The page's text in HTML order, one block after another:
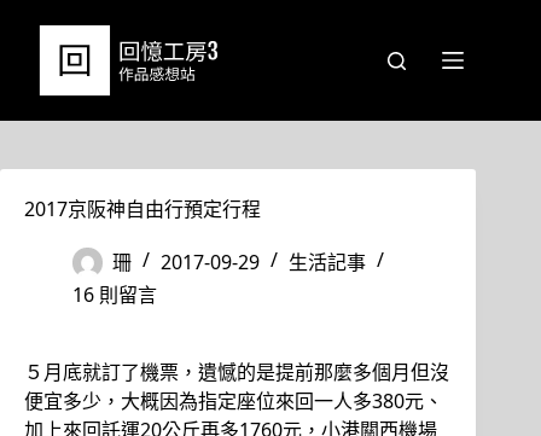
2017京阪神自由行預定行程
珊
2017-09-29
生活記事
16 則留言
５月底就訂了機票，遺憾的是提前那麼多個月但沒
便宜多少，大概因為指定座位來回一人多380元、
加上來回託運20公斤再多1760元，小港關西機場